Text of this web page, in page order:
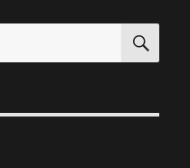
Kinect
感
搜